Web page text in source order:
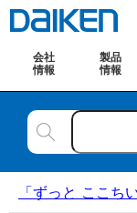
会社
情報
製品
情報
「ずっと ここ